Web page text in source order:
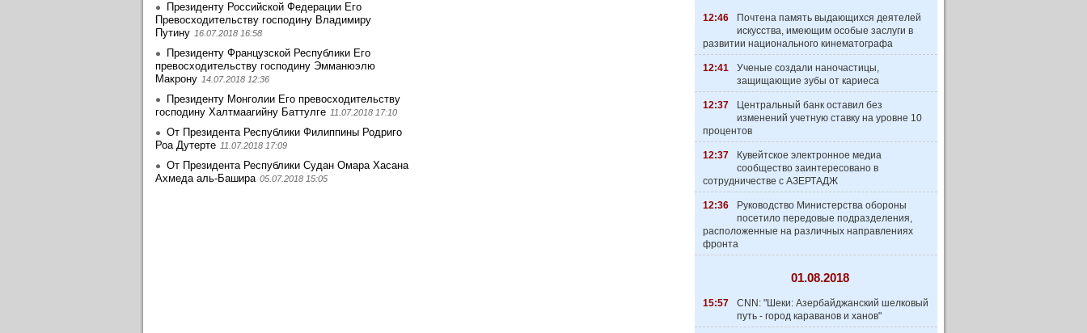
Президенту Российской Федерации Его
Превосходительству господину Владимиру
Путину 16.07.2018 16:58
Президенту Французской Республики Его
превосходительству господину Эмманюэлю
Макрону 14.07.2018 12:36
Президенту Монголии Его превосходительству
господину Халтмаагийну Баттулге 11.07.2018 17:10
От Президента Республики Филиппины Родриго
Роа Дутерте 11.07.2018 17:09
От Президента Республики Судан Омара Хасана
Ахмеда аль-Башира 05.07.2018 15:05
12:46
Почтена память выдающихся деятелей
искусства, имеющим особые заслуги в
развитии национального кинематографа
12:41
Ученые создали наночастицы,
защищающие зубы от кариеса
12:37
Центральный банк оставил без
изменений учетную ставку на уровне 10
процентов
12:37
Кувейтское электронное медиа
сообщество заинтеpесовано в
сотрудничестве с АЗЕРТАДЖ
12:36
Руководство Министерства обороны
посетило передовые подразделения,
расположенные на различных направлениях
фронта
01.08.2018
15:57
CNN: "Шеки: Азербайджанский шелковый
путь - город караванов и ханов"